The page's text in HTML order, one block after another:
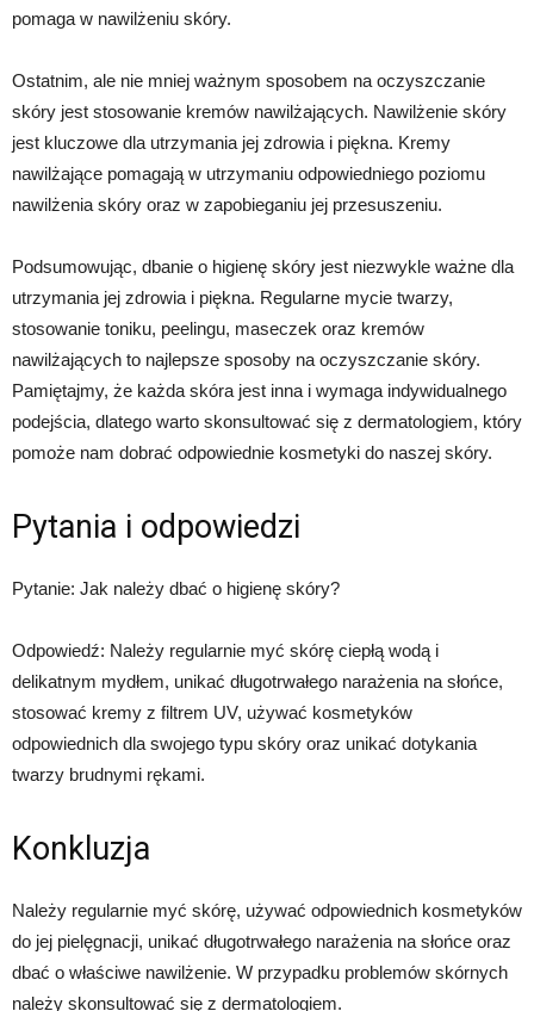
pomaga w nawilżeniu skóry.
Ostatnim, ale nie mniej ważnym sposobem na oczyszczanie
skóry jest stosowanie kremów nawilżających. Nawilżenie skóry
jest kluczowe dla utrzymania jej zdrowia i piękna. Kremy
nawilżające pomagają w utrzymaniu odpowiedniego poziomu
nawilżenia skóry oraz w zapobieganiu jej przesuszeniu.
Podsumowując, dbanie o higienę skóry jest niezwykle ważne dla
utrzymania jej zdrowia i piękna. Regularne mycie twarzy,
stosowanie toniku, peelingu, maseczek oraz kremów
nawilżających to najlepsze sposoby na oczyszczanie skóry.
Pamiętajmy, że każda skóra jest inna i wymaga indywidualnego
podejścia, dlatego warto skonsultować się z dermatologiem, który
pomoże nam dobrać odpowiednie kosmetyki do naszej skóry.
Pytania i odpowiedzi
Pytanie: Jak należy dbać o higienę skóry?
Odpowiedź: Należy regularnie myć skórę ciepłą wodą i
delikatnym mydłem, unikać długotrwałego narażenia na słońce,
stosować kremy z filtrem UV, używać kosmetyków
odpowiednich dla swojego typu skóry oraz unikać dotykania
twarzy brudnymi rękami.
Konkluzja
Należy regularnie myć skórę, używać odpowiednich kosmetyków
do jej pielęgnacji, unikać długotrwałego narażenia na słońce oraz
dbać o właściwe nawilżenie. W przypadku problemów skórnych
należy skonsultować się z dermatologiem.